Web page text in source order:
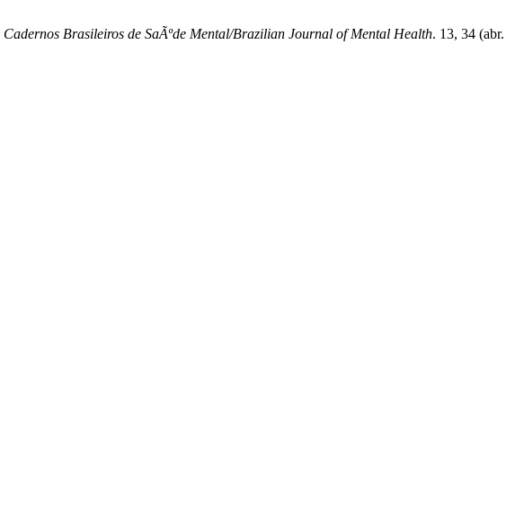
Cadernos Brasileiros de SaÃºde Mental/Brazilian Journal of Mental Health. 13, 34 (abr.